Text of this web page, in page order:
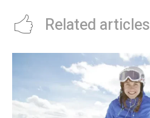
Related articles